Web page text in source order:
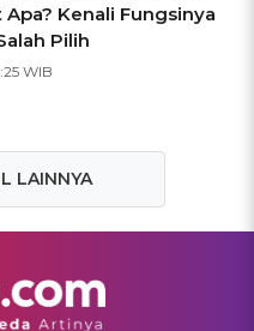
Apa? Kenali Fungsinya
Pilih
WIB
LAINNYA